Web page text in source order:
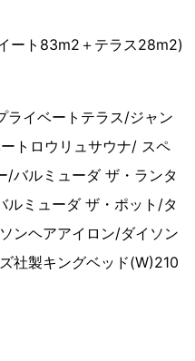
ート83m2＋テラス28m2)
イベートテラス/ジャン
トロウリュサウナ/ スペ
/バルミューダ ザ・ランタ
ルミューダ ザ・ポット/タ
ンヘアアイロン/ダイソン
社製キングベッド(W)210